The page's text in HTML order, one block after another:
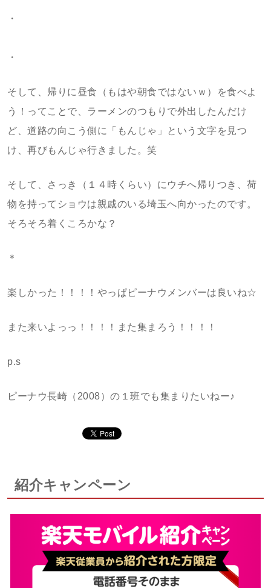
・
・
そして、帰りに昼食（もはや朝食ではないｗ）を食べよ
う！ってことで、ラーメンのつもりで外出したんだけ
ど、道路の向こう側に「もんじゃ」という文字を見つ
け、再びもんじゃ行きました。笑
そして、さっき（１４時くらい）にウチへ帰りつき、荷
物を持ってショウは親戚のいる埼玉へ向かったのです。
そろそろ着くころかな？
＊
楽しかった！！！！やっぱピーナウメンバーは良いね☆
また来いよっっ！！！！また集まろう！！！！
p.s
ピーナウ長崎（2008）の１班でも集まりたいねー♪
紹介キャンペーン